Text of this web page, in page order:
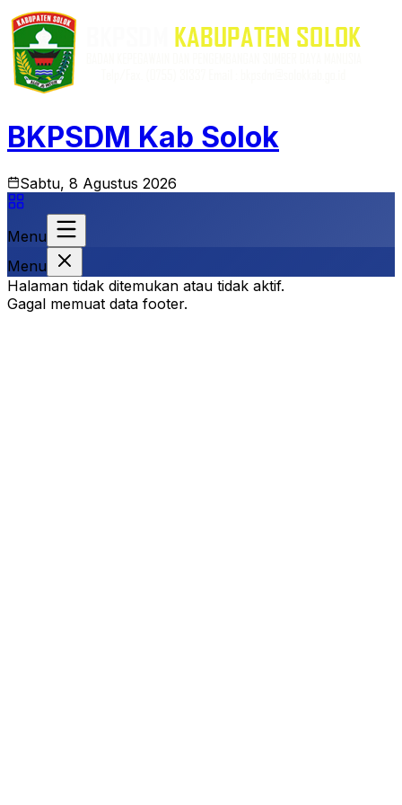
BKPSDM Kab Solok
Sabtu, 8 Agustus 2026
Menu
Menu
Halaman tidak ditemukan atau tidak aktif.
Gagal memuat data footer.